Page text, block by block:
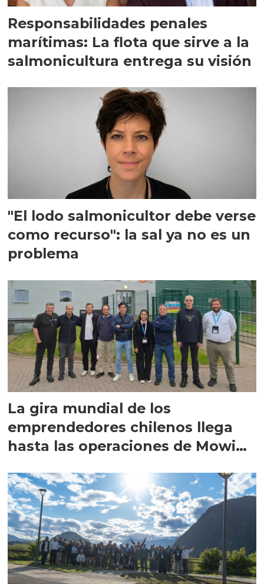
Responsabilidades penales
marítimas: La flota que sirve a la
salmonicultura entrega su visión
"El lodo salmonicultor debe verse
como recurso": la sal ya no es un
problema
La gira mundial de los
emprendedores chilenos llega
hasta las operaciones de Mowi